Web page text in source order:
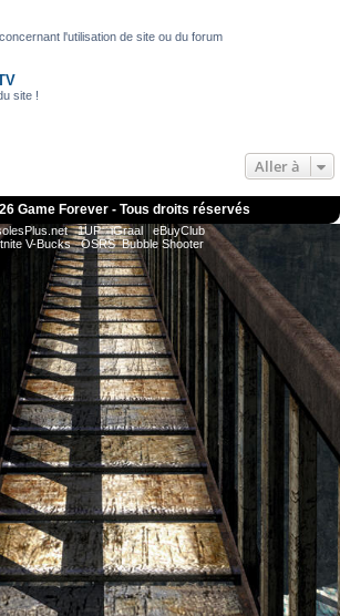
l'utilisation de site ou du forum
site !
Aller à
Game Forever - Tous droits réservés
1UP iGraal
eBuyClub
V-Bucks
OSRS Bubble Shooter